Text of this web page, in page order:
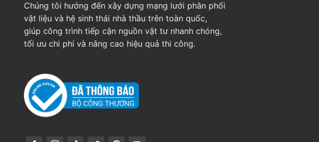
Chúng tôi hướng đến xây dựng mạng lưới phân phối
vật liệu và hệ sinh thái nhà thầu trên toàn quốc,
giúp công trình tiếp cận nguồn vật tư nhanh chóng,
tối ưu chi phí và nâng cao hiệu quả thi công.